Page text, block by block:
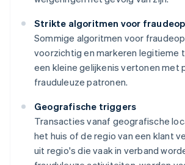
Strikte algoritmen voor
Sommige algoritmen voor
voorzichtig en markeren legitieme
een kleine gelijkenis vertonen met
frauduleuze patronen.
Geografische triggers
Transacties vanaf geografische
het huis of de regio van een klant
uit regio's die vaak in verband